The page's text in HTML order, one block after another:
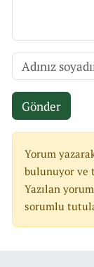
Gönder
Yorum
bulunuyor ve
Yazılan
sorumlu